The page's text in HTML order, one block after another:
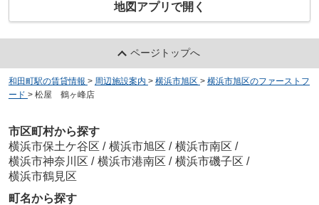
地図アプリで開く
ページトップへ
和田町駅の賃貸情報 > 周辺施設案内 > 横浜市旭区 > 横浜市旭区のファーストフ
ード > 松屋 鶴ヶ峰店
市区町村から探す
横浜市保土ケ谷区 / 横浜市旭区 / 横浜市南区 /
横浜市神奈川区 / 横浜市港南区 / 横浜市磯子区 /
横浜市鶴見区
町名から探す